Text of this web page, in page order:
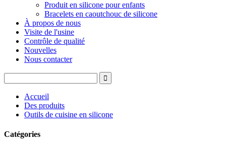
Produit en silicone pour enfants
Bracelets en caoutchouc de silicone
À propos de nous
Visite de l'usine
Contrôle de qualité
Nouvelles
Nous contacter
Accueil
Des produits
Outils de cuisine en silicone
Catégories